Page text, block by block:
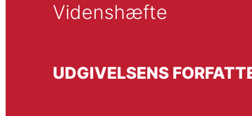
Videnshæfte
UDGIVELSENS